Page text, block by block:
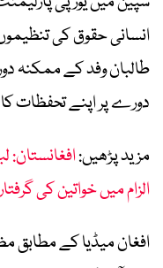
انسانی حقوق کی
طالبان وفد کے ممکنہ
دورے پر اپنے تحفظات کا
مزید پڑھیں:
الزام میں خواتین کی
افغان میڈیا کے مطابق